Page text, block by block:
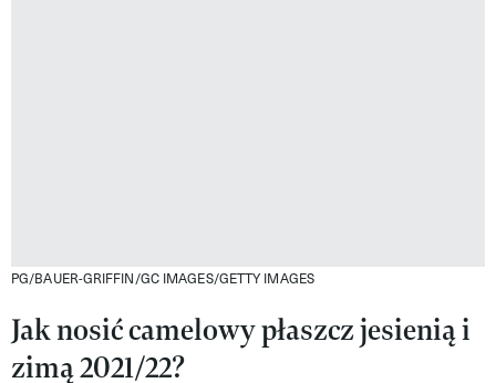
PG/BAUER-GRIFFIN/GC IMAGES/GETTY IMAGES
Jak nosić camelowy płaszcz jesienią i
zimą 2021/22?